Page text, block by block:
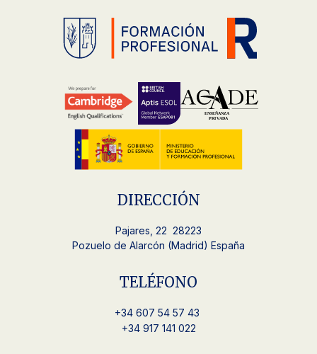
DIRECCIÓN
Pajares, 22 28223
Pozuelo de Alarcón (Madrid) España
TELÉFONO
+34 607 54 57 43
+34 917 141 022